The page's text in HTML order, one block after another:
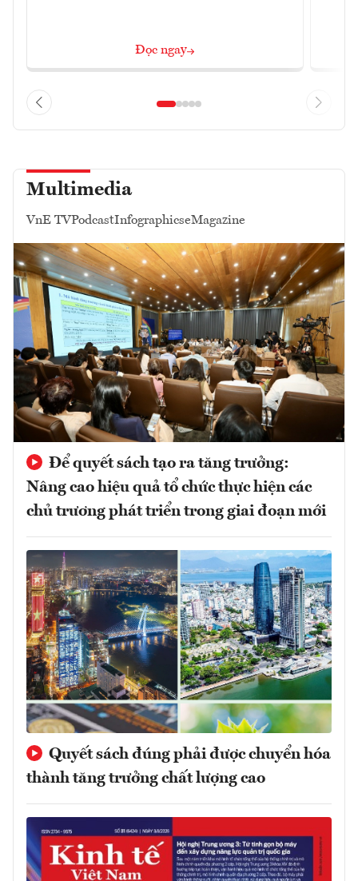
Đọc ngay
Multimedia
VnE TVPodcastInfographicseMagazine
Để quyết sách tạo ra tăng trưởng:
Nâng cao hiệu quả tổ chức thực hiện các
chủ trương phát triển trong giai đoạn mới
Quyết sách đúng phải được chuyển hóa
thành tăng trưởng chất lượng cao